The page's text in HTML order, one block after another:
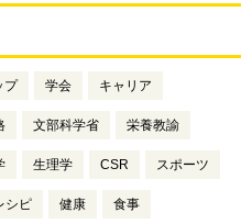
プ 学会 キャリア
文部科学省 栄養教諭
生理学 CSR スポーツ
シピ 健康 食事